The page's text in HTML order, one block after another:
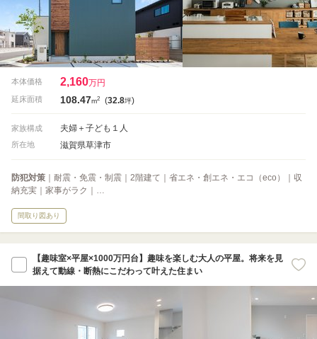
本体価格 2,160万円
延床面積 108.47m2 (32.8坪)
家族構成 夫婦＋子ども１人
所在地 滋賀県草津市
防犯対策 ｜耐震・免震・制震｜2階建て｜省エネ・創エネ・エコ（eco）｜収
納充実｜家事がラク｜…
間取り図あり
【趣味室×平屋×1000万円台】趣味を楽しむ大人の平屋。将来を見
据えて動線・断熱にこだわって叶えた住まい